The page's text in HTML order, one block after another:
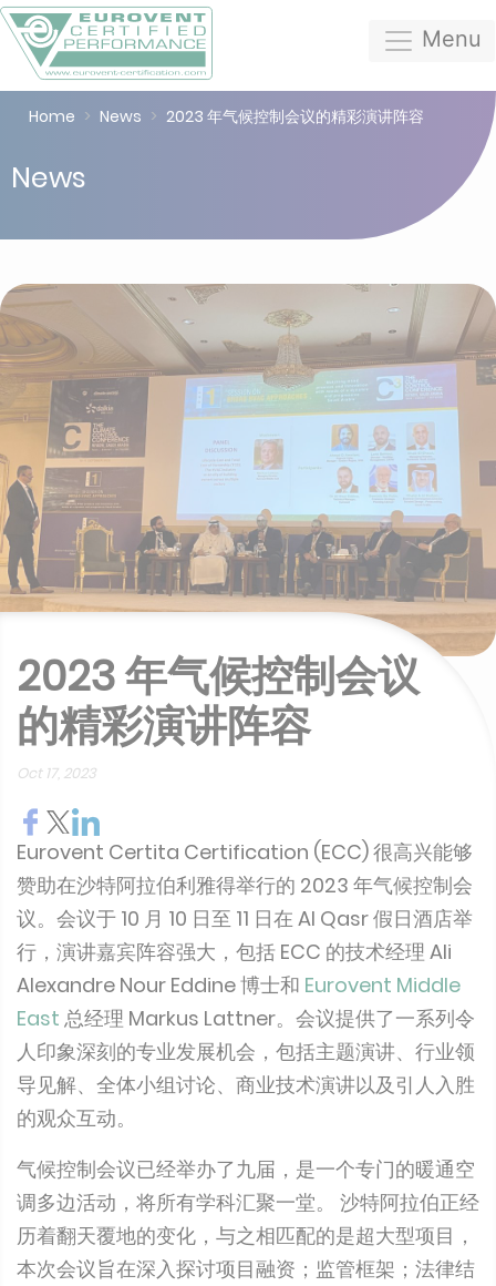
Menu
Home News 2023 年气候控制会议的精彩演讲阵容
News
2023 年气候控制会议
的精彩演讲阵容
Oct 17, 2023
Eurovent Certita Certification (ECC) 很高兴能够
赞助在沙特阿拉伯利雅得举行的 2023 年气候控制会
议。会议于 10 月 10 日至 11 日在 Al Qasr 假日酒店举
行，演讲嘉宾阵容强大，包括 ECC 的技术经理 Ali
Alexandre Nour Eddine 博士和 Eurovent Middle
East 总经理 Markus Lattner。会议提供了一系列令
人印象深刻的专业发展机会，包括主题演讲、行业领
导见解、全体小组讨论、商业技术演讲以及引人入胜
的观众互动。
气候控制会议已经举办了九届，是一个专门的暖通空
调多边活动，将所有学科汇聚一堂。 沙特阿拉伯正经
历着翻天覆地的变化，与之相匹配的是超大型项目，
本次会议旨在深入探讨项目融资；监管框架；法律结